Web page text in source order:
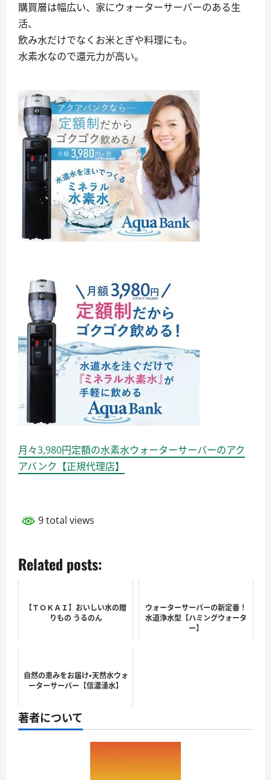
購買層は幅広い、家にウォーターサーバーのある生
活、
飲み水だけでなくお米とぎや料理にも。
水素水なので還元力が高い。
月々3,980円定額の水素水ウォーターサーバーのアク
アバンク【正規代理店】
9 total views
Related posts:
【ＴＯＫＡＩ】おいしい水の贈
りもの うるのん
ウォーターサーバーの新定番！
水道浄水型【ハミングウォータ
ー】
自然の恵みをお届け・天然水ウォ
ーターサーバー【信濃湧水】
著者について